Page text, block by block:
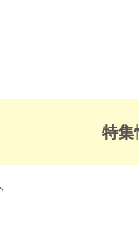
特集